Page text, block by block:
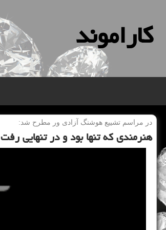
كاراموند
در مراسم تشییع هوشنگ آزادی ور مطرح شد:
هنرمندی كه تنها بود و در تنهایی رفت